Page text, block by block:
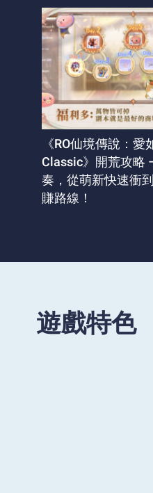
《RO仙境傳說：愛
Classic》開荒攻略
奏，從萌新快速衝
賺路線！
遊戲特色